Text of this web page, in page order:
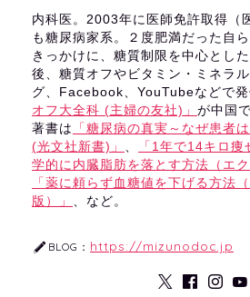
内科医。2003年に医師免許取得（
も糖尿病家系。２度肥満だった自
きっかけに、糖質制限を中心とし
後、糖質オフやビタミン・ミネラ
グ、Facebook、YouTubeなどで
オフ大全科 (主婦の友社)」 が中国
著書は
「糖尿病の真実～なぜ患者
(光文社新書)」 、
「1年で14キロ
学的に内臓脂肪を落とす方法（エク
「薬に頼らず血糖値を下げる方法
版）」 、など。
BLOG： https://mizunodoc.jp